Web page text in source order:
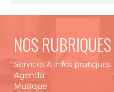
NOS RUBRIQUES
Services & infos pratiques
Agenda
Musique